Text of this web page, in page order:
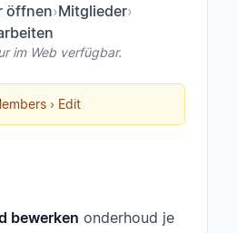
öffnen›Mitglieder›
im Web verfügbar.
› Edit
bewerken onderhoud je